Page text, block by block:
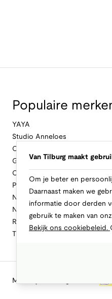
Populaire
YAYA
Studio Anneloes
Cambio
Geisha
Cast Iron
Profuomo
No Excess
New Balance
Rinascimento
Tramontana
Makkelijk en veilig betalen
Van Tilburg maakt
Om je beter en
Daarnaast maken we
informatie door derden
gebruik te maken van
Bekijk ons cookiebeleid.